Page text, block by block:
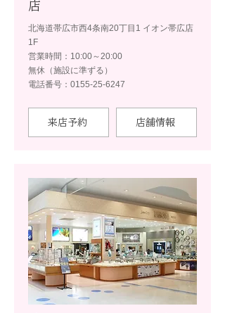
店
北海道帯広市西4条南20丁目1 イオン帯広店
1F
営業時間：10:00～20:00
無休（施設に準ずる）
電話番号：0155-25-6247
来店予約 店舗情報